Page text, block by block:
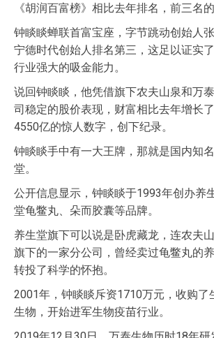
《胡润百富榜》相比去年排名，前三名
钟睒睒蝉联首富宝座，字节跳动创始人
宁德时代创始人排名第三，这足以证实
行业强大的吸金能力。
说回钟睒睒，他凭借旗下农夫山泉和万
司稳定的股价表现，财富相比去年增长
4550亿的惊人数字，创下纪录。
钟睒睒手中有一大王牌，那就是国内知
堂。
公开信息显示，钟睒睒于1993年创办养
堂龟鳖丸、朵而胶囊等品牌。
养生堂旗下可以说是卧虎藏龙，连农夫
旗下的一家分公司，曾经卖过龟鳖丸的
转投了科学的怀抱。
2001年，钟睒睒斥资1710万元，收购了
生物，开始进军生物疫苗行业。